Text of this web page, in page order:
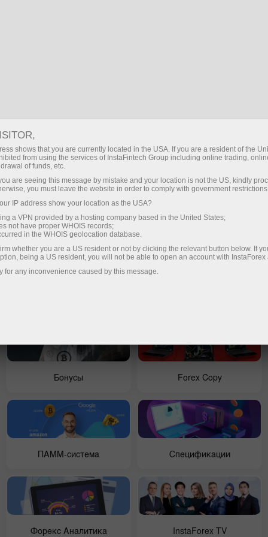
Часто шукають:
MetaTrader
Мобильный терминал , Бонуси,
Криптовалюта, Деморахунок
Популярні розділи
Бонусы Forex Copy
ПАММ-система Спецификации
Форекс Аналитика InstaForex TV
shows that you are currently located in the USA. If you are a resident of the
from using the services of InstaFintech Group including online trading,
of funds, etc.
are seeing this message by mistake and your location is not the US, kindly
you must leave the website in order to comply with government
IP address show your location as the USA?
a VPN provided by a hosting company based in the United States;
not have proper WHOIS records;
in the WHOIS geolocation database.
whether you are a US resident or not by clicking the relevant button below. If
being a US resident, you will not be able to open an account with InstaForex
for any inconvenience caused by this message.